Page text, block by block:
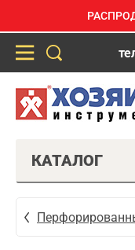
КАТАЛОГ